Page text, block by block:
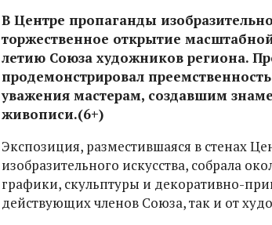
В Центре пропаганды
торжественное открытие
летию Союза художников региона.
продемонстрировал
уважения мастерам, создавшим
живописи.(6+)
Экспозиция, разместившаяся в стенах
изобразительного искусства, собрала
графики, скульптуры и декоративно-
действующих членов Союза, так и от